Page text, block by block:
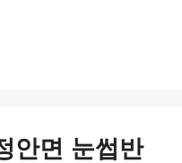
안면 눈썹반